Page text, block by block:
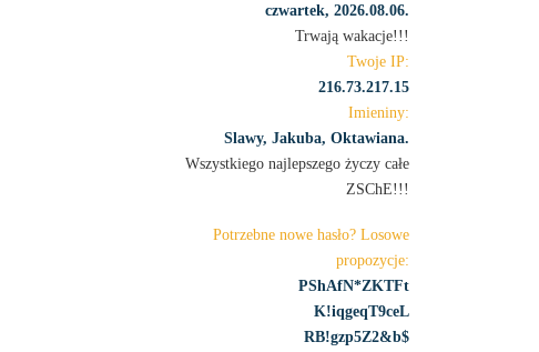
czwartek, 2026.08.06.
Trwają wakacje!!!
Twoje IP:
216.73.217.15
Imieniny:
Slawy, Jakuba, Oktawiana.
Wszystkiego najlepszego życzy całe
ZSChE!!!
Potrzebne nowe hasło? Losowe
propozycje:
PShAfN*ZKTFt
K!iqgeqT9ceL
RB!gzp5Z2&b$